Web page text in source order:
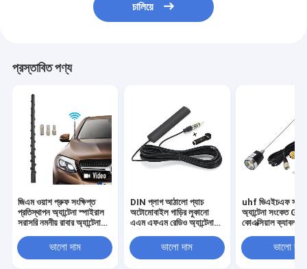
চালিয়ে
প্রস্তাবিত পণ্য
জিএম ওয়াশ প্রুফ সংক্ষিপ্ত
প্রতিস্থাপন অ্যান্টেনা স্পাইরাল
সরাসরি নমনীয় রাবার অ্যান্টেনা
রেডিও রিসিপশন সহ
ভালো দাম
DIN প্লাগ আঠালো প্যাচ
অটোমোবাইল গাড়ির লুকানো
এএম এফএম রেডিও অ্যান্টেনা
হেড ইউনিট জন্যভালো দাম
uhf ভিএইচএফ
অ্যান্টেনা সংকেত
কোএক্সিয়াল ক্যাবল
NMO মাউন্ট মোবাইল
ট্রান্সিভার
ভালো দাম